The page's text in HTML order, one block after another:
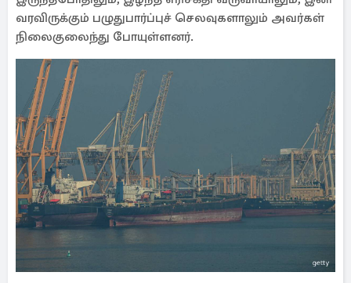
வரவிருக்கும் பழுதுபார்ப்புச் செலவுகளாலும் அவர்கள்
நிலைகுலைந்து போயுள்ளனர்.